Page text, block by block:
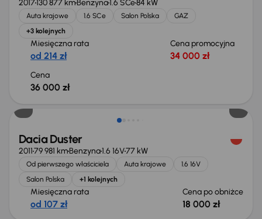
2017 130 877 km Benzyna1.6 SCe84 kW
Auta krajowe 1.6 SCe Salon Polska
GAZ
+3 kolejnych
Miesięczna rata
od 214 zł
Cena promocyjna
34 000 zł
Cena
36 000 zł
Taniej o 1 000 zł
Dacia Duster
201179 981 kmBenzyna1.6 16V77 kW
Od pierwszego właściciela Auta krajowe
1.6 16V
Salon Polska
+1 kolejnych
Miesięczna rata
od 107 zł
Cena po obniżce
18 000 zł
Możliwość odliczenia VAT